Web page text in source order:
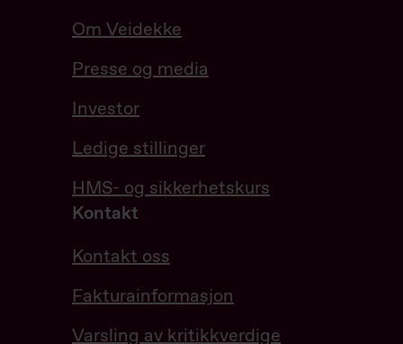
Om Veidekke
Presse og media
Investor
Ledige stillinger
HMS- og sikkerhetskurs
Kontakt
Kontakt oss
Fakturainformasjon
Varsling av kritikkverdige